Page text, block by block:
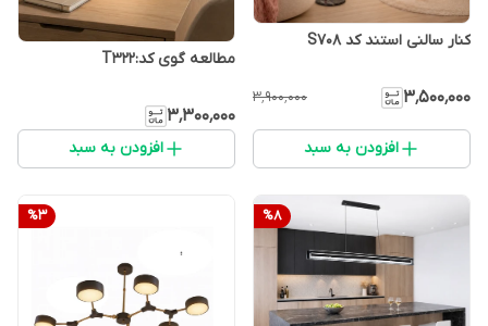
کنار سالنی استند کد S708
۳٬۵۰۰٬۰۰۰ ۳٬۹۰۰٬۰۰۰
افزودن به سبد
مطالعه گوی کد:T322
۳٬۳۰۰٬۰۰۰
افزودن به سبد
%8
%3